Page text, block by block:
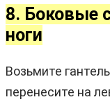
8. Боковые
ноги
Возьмите
перенесите на